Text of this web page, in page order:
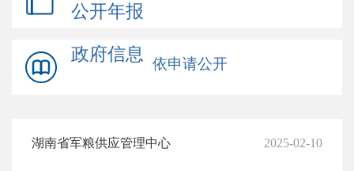
公开年报
政府信息 依申请公开
湖南省军粮供应管理中心 2025-02-10